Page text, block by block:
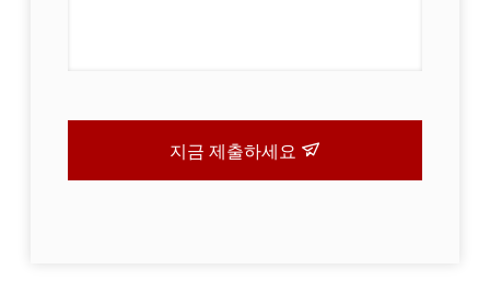
지금 제출하세요